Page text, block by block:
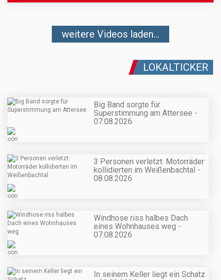
weitere Videos laden...
LOKALTICKER
Big Band sorgte für
Superstimmung am Attersee -
07.08.2026
3 Personen verletzt: Motorräder
kollidierten im Weißenbachtal -
08.08.2026
Windhose riss halbes Dach
eines Wohnhauses weg -
07.08.2026
In seinem Keller liegt ein Schatz